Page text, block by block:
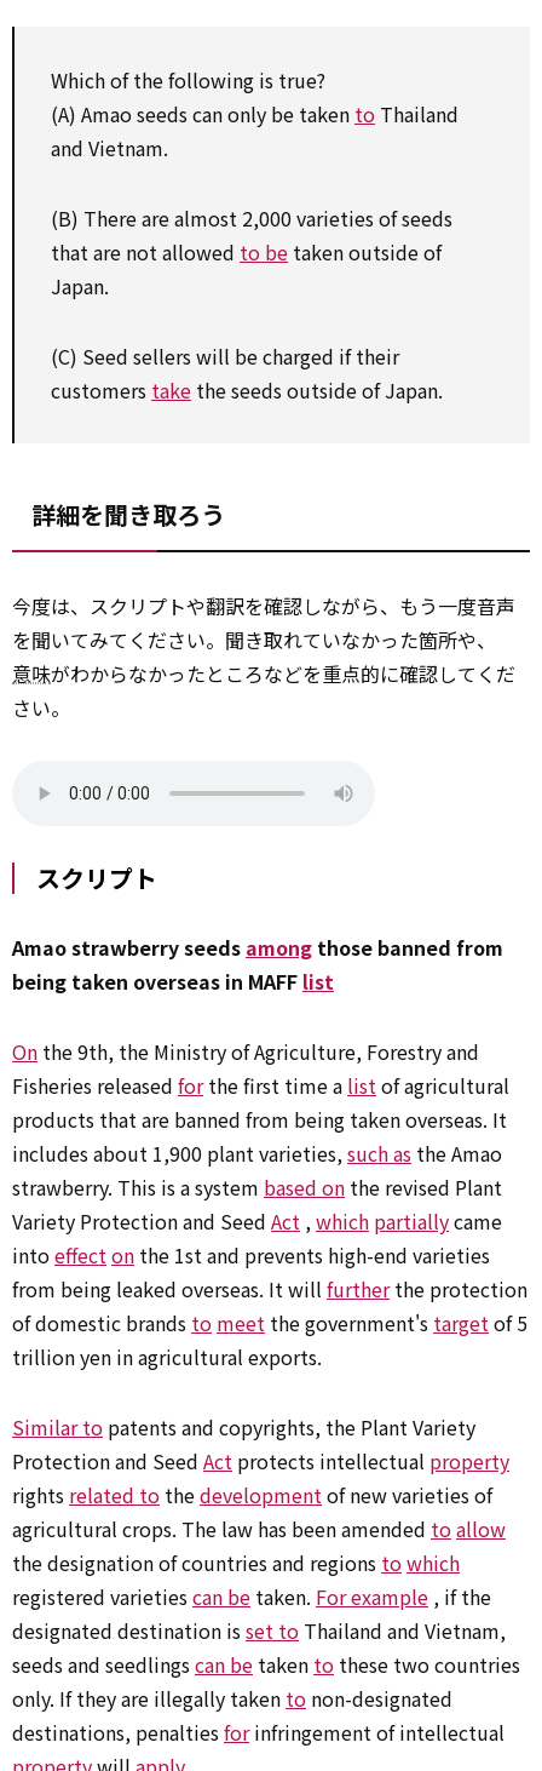
Whichofthe following is true?
(A) Amao seeds can only be taken to Thailand
and Vietnam.
(B) There are almost 2,000 varieties of seeds
that are not allowed to be taken outside of
Japan.
(C) Seed sellers will be charged if their
customers take the seeds outside of Japan.
詳細を聞き取ろう
今度は、スクリプトや翻訳を確認しながら、もう一度音声
を聞いてみてください。聞き取れていなかった箇所や、
意味がわからなかったところなどを重点的に確認してくだ
さい。
スクリプト
Amao strawberry seeds among those banned from
being taken overseas in MAFF list
On the 9th, the Ministry of Agriculture, Forestry and
Fisheries released forthe first time a listof agricultural
products that are banned from being taken overseas. It
includes about 1,900 plant varieties,such as the Amao
strawberry. This is a system based on the revised Plant
Variety Protection and Seed Act ,which partiallycame
intoeffecton the 1st and prevents high-end varieties
from being leaked overseas. It will furtherthe protection
of domestic brands to meet the government's targetof 5
trillion yen in agricultural exports.
Similar to patents and copyrights, the Plant Variety
Protection and Seed Act protects intellectual property
rights related to thedevelopmentof new varieties of
agricultural crops. The law has been amended toallow
the designation of countries and regions towhich
registered varietiescan be taken. For example , if the
designated destination isset to Thailand and Vietnam,
seeds and seedlingscan be taken to these two countries
only. If they are illegally taken to non-designated
destinations, penaltiesforinfringement of intellectual